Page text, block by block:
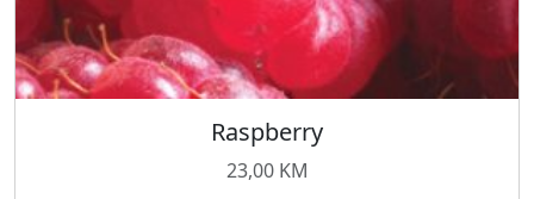
Raspberry
23,00 KM